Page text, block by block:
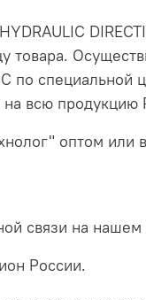
товара.
по
на всю
оптом или
связи на нашем
России.